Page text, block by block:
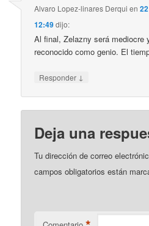
Alvaro Lopez-linares Derqui en
12:49dijo:
Al final, Zelazny será mediocre
reconocido como genio. El
Responder ↓
Deja una
Tu dirección de correo
campos obligatorios están